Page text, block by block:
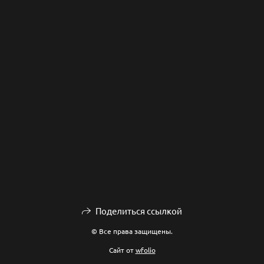
Поделиться ссылкой
© Все права защищены.
Сайт отwfolio